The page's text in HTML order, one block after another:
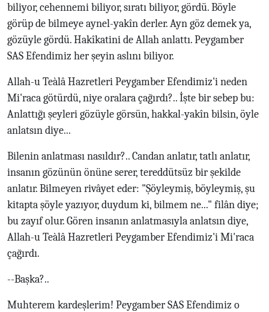
biliyor, cehennemi biliyor, sıratı biliyor, gördü. Böyle
görüp de bilmeye aynel-yakîn derler. Ayn göz demek ya,
gözüyle gördü. Hakîkatini de Allah anlattı. Peygamber
SAS Efendimiz her şeyin aslını biliyor.
Allah-u Teàlâ Hazretleri Peygamber Efendimiz'i neden
Mi'raca götürdü, niye oralara çağırdı?.. İşte bir sebep bu:
Anlattığı şeyleri gözüyle görsün, hakkal-yakîn bilsin, öyle
anlatsın diye...
Bilenin anlatması nasıldır?.. Candan anlatır, tatlı anlatır,
insanın gözünün önüne serer, tereddütsüz bir şekilde
anlatır. Bilmeyen rivâyet eder: "Şöyleymiş, böyleymiş, şu
kitapta şöyle yazıyor, duydum ki, bilmem ne..." filân diye;
bu zayıf olur. Gören insanın anlatmasıyla anlatsın diye,
Allah-u Teàlâ Hazretleri Peygamber Efendimiz'i Mi'raca
çağırdı.
--Başka?..
Muhterem kardeşlerim! Peygamber SAS Efendimiz o